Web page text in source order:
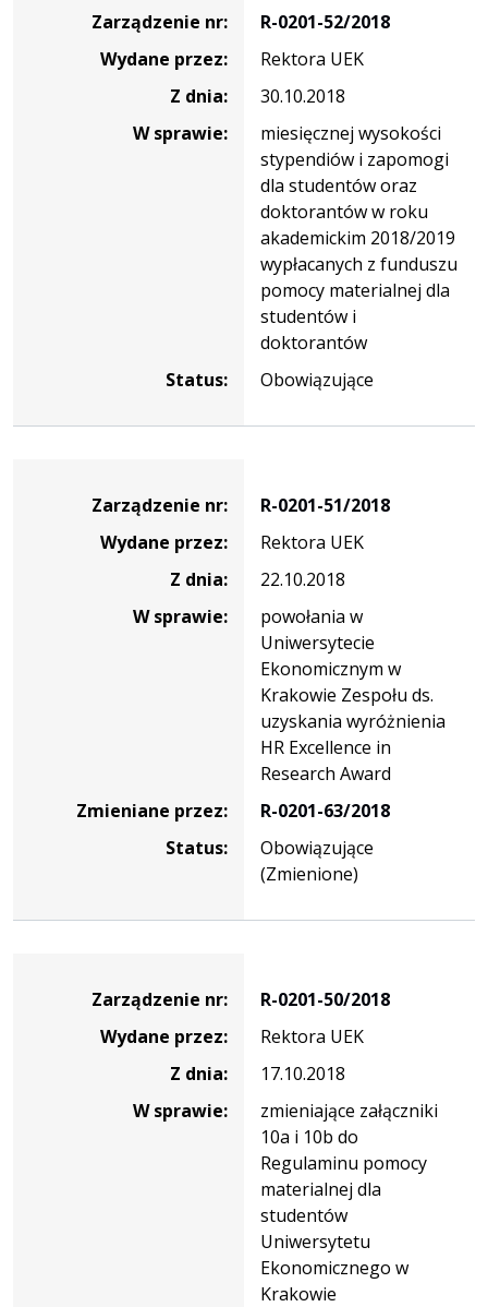
Zarządzenie nr:
R-0201-52/2018
Wydane przez:
Rektora UEK
Z dnia:
30.10.2018
W sprawie:
miesięcznej wysokości
stypendiów i zapomogi
dla studentów oraz
doktorantów w roku
akademickim 2018/2019
wypłacanych z funduszu
pomocy materialnej dla
studentów i
doktorantów
Status:
Obowiązujące
Zarządzenie nr:
R-0201-51/2018
Wydane przez:
Rektora UEK
Z dnia:
22.10.2018
W sprawie:
powołania w
Uniwersytecie
Ekonomicznym w
Krakowie Zespołu ds.
uzyskania wyróżnienia
HR Excellence in
Research Award
Zmieniane przez:
R-0201-63/2018
Status:
Obowiązujące
(Zmienione)
Zarządzenie nr:
R-0201-50/2018
Wydane przez:
Rektora UEK
Z dnia:
17.10.2018
W sprawie:
zmieniające załączniki
10a i 10b do
Regulaminu pomocy
materialnej dla
studentów
Uniwersytetu
Ekonomicznego w
Krakowie